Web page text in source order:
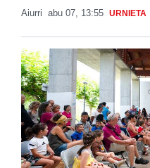
Aiurri abu 07, 13:55 URNIETA